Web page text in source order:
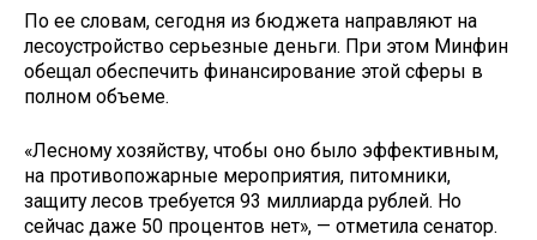
По ее словам, сегодня из бюджета направляют на
лесоустройство серьезные деньги. При этом Минфин
обещал обеспечить финансирование этой сферы в
полном объеме.
«Лесному хозяйству, чтобы оно было эффективным,
на противопожарные мероприятия, питомники,
защиту лесов требуется 93 миллиарда рублей. Но
сейчас даже 50 процентов нет», — отметила сенатор.